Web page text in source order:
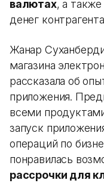
валютах, а
денег
Жанар
магазина
рассказала об
приложения.
всеми
запуск
операций по
понравилась
рассрочки для